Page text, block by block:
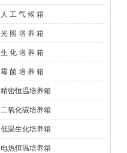
人 工 气 候 箱
光 照 培 养 箱
生 化 培 养 箱
霉 菌 培 养 箱
精密恒温培养箱
二氧化碳培养箱
低温生化培养箱
电热恒温培养箱